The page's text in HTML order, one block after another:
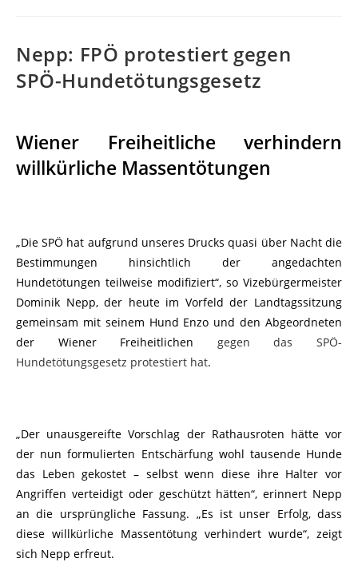
Nepp: FPÖ protestiert gegen
SPÖ-Hundetötungsgesetz
Wiener Freiheitliche verhindern
willkürliche Massentötungen
„Die SPÖ hat aufgrund unseres Drucks quasi über Nacht die
Bestimmungen hinsichtlich der angedachten
Hundetötungen teilweise modifiziert“, so Vizebürgermeister
Dominik Nepp, der heute im Vorfeld der Landtagssitzung
gemeinsam mit seinem Hund Enzo und den Abgeordneten
der Wiener Freiheitlichen gegen das SPÖ-
Hundetötungsgesetz protestiert hat.
„Der unausgereifte Vorschlag der Rathausroten hätte vor
der nun formulierten Entschärfung wohl tausende Hunde
das Leben gekostet – selbst wenn diese ihre Halter vor
Angriffen verteidigt oder geschützt hätten“, erinnert Nepp
an die ursprüngliche Fassung. „Es ist unser Erfolg, dass
diese willkürliche Massentötung verhindert wurde“, zeigt
sich Nepp erfreut.